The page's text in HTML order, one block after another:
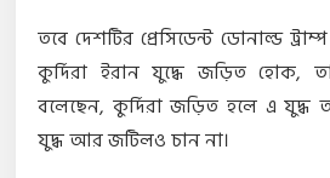
তবে দেশটির প্রেসিডেন্ট ডোনাল্ড
কুর্দিরা ইরান যুদ্ধে জড়িত হোক,
বলেছেন, কুর্দিরা জড়িত হলে এ
যুদ্ধ আর জটিলও চান না।